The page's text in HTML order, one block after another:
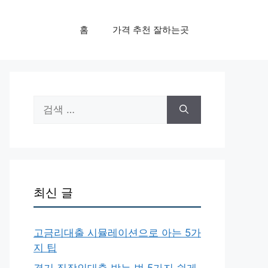
홈 가격 추천 잘하는곳
색:
최신 글
고금리대출 시뮬레이션으로 아는 5가
지 팁